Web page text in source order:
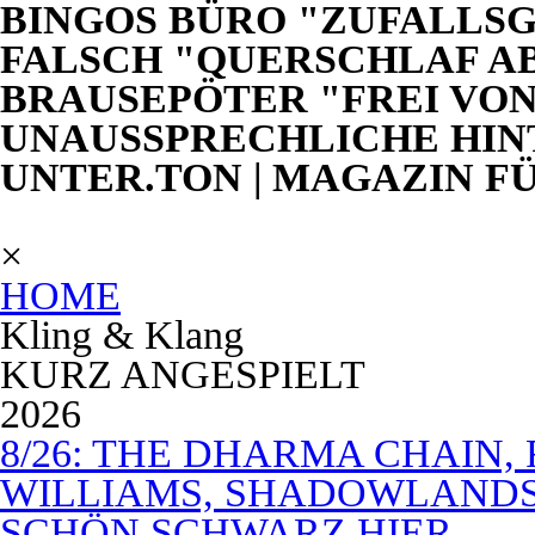
BINGOS BÜRO
FALSCH "QUERSCHLAF
BRAUSEPÖTER "FREI
UNAUSSPRECHLICHE
UNTER.TON | MAGAZIN
×
HOME
Kling & Klang
KURZ ANGESPIELT
2026
8/26: THE DHARMA CHAIN,
WILLIAMS,